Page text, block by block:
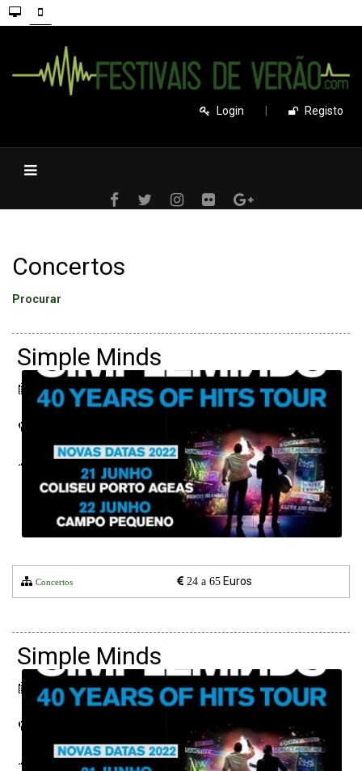
Login Registo
Concertos
Procurar
Simple Minds
24 abril 2022
Concertos 24 a 65 Euros
Simple Minds
25 abril 2022